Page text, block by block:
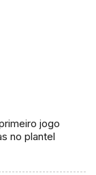
jogo
no plantel